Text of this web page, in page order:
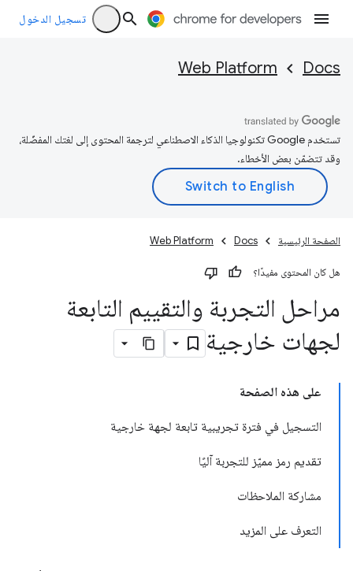
تسجيل الدخول
Docs
Web Platform
تستخدم Google تكنولوجيا الذكاء الاصطناعي لترجمة المحتوى إلى لغتك المفضّلة،
وقد تتضمّن بعض الأخطاء.
الصفحة الرئيسية Docs
Web Platform
هل كان المحتوى مفيدًا؟
مراحل التجربة والتقييم التابعة
لجهات خارجية
على هذه الصفحة
التسجيل في فترة تجريبية تابعة لجهة خارجية
تقديم رمز مميّز للتجربة آليًا
مشاركة الملاحظات
التعرف على المزيد